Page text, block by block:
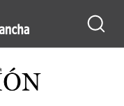
de Castilla-